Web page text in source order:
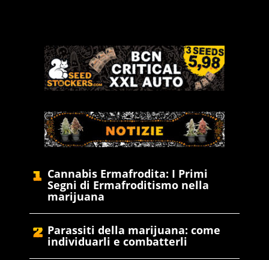
Cannabis Ermafrodita: I Primi
Segni di Ermafroditismo nella
marijuana
Parassiti della marijuana: come
individuarli e combatterli